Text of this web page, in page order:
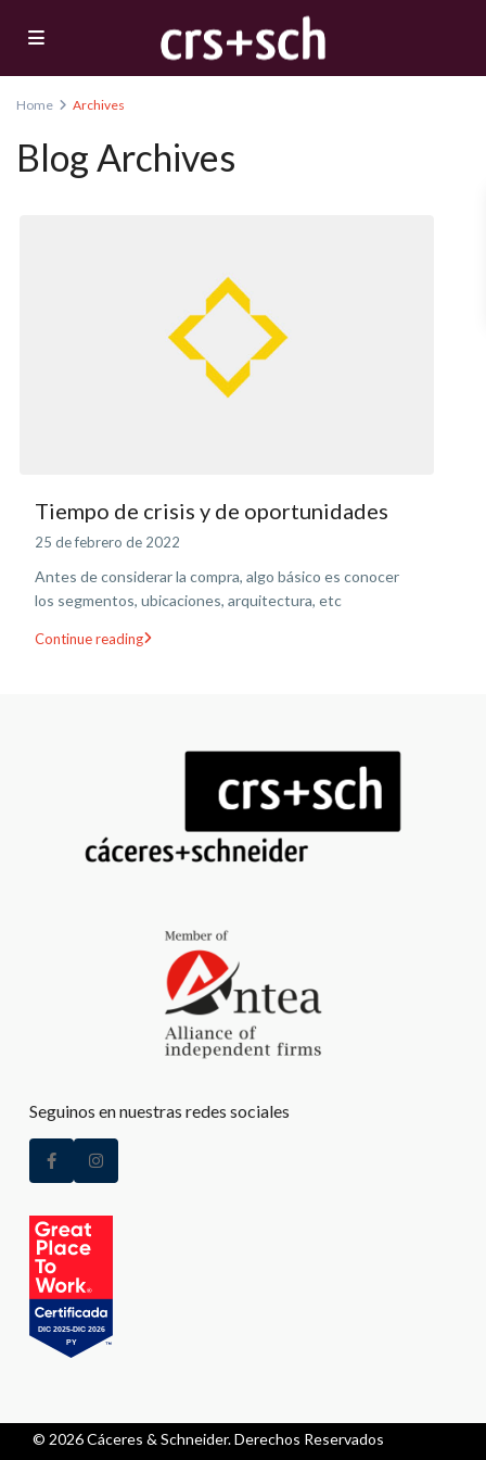
Home Archives
Blog Archives
Tiempo de crisis y de oportunidades
25 de febrero de 2022
Antes de considerar la compra, algo básico es conocer
los segmentos, ubicaciones, arquitectura, etc
Continue reading
Seguinos en nuestras redes sociales
© 2026 Cáceres & Schneider. Derechos Reservados